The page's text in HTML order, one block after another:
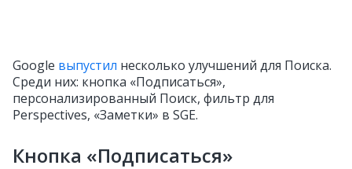
Google выпустил несколько улучшений для Поиска.
Среди них: кнопка «Подписаться»,
персонализированный Поиск, фильтр для
Perspectives, «Заметки» в SGE.
Кнопка «Подписаться»